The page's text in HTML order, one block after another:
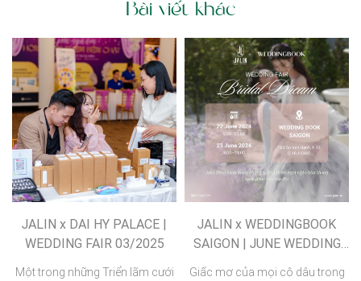
Bài viết khác
JALIN x DAI HY PALACE |
WEDDING FAIR 03/2025
Một trong những Triển lãm cưới
JALIN x WEDDINGBOOK
SAIGON | JUNE WEDDING
FAIR 2024
Giấc mơ của mọi cô dâu trong